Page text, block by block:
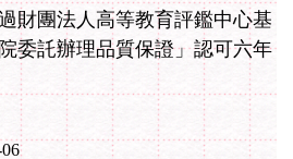
財團法人高等教育評鑑中心基
委託辦理品質保證」認可六年